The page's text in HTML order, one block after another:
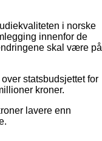
i norske
innenfor de
skal være på
statsbudsjettet for
kroner.
lavere enn